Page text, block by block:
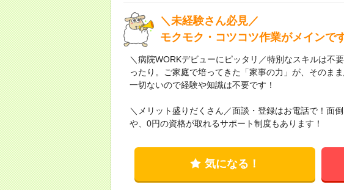
＼未経験さん必見／
モクモク・コツコツ作業がメインで
＼病院WORKデビューにピッタリ／特別なスキルは不
ったり。ご家庭で培ってきた「家事の力」が、そのま
一切ないので経験や知識は不要です！
＼メリット盛りだくさん／面談・登録はお電話で！面
や、0円の資格が取れるサポート制度もあります！
気になる！